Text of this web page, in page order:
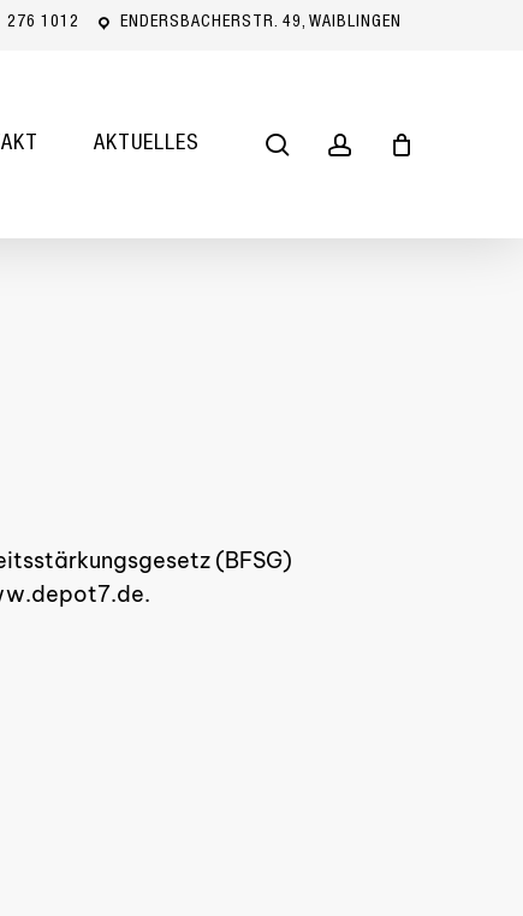
276 1012 ENDERSBACHERSTR. 49, WAIBLINGEN
AKTUELLES search account
(BFSG)